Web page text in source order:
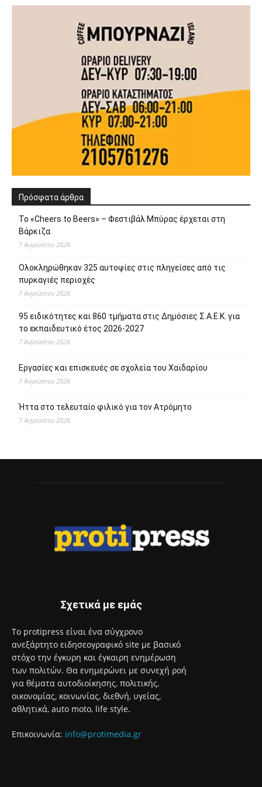
Πρόσφατα άρθρα
Το «Cheers to Beers» – Φεστιβάλ Μπύρας έρχεται στη
Βάρκιζα
7 Αυγούστου 2026
Ολοκληρώθηκαν 325 αυτοψίες στις πληγείσες από τις
πυρκαγιές περιοχές
7 Αυγούστου 2026
95 ειδικότητες και 860 τμήματα στις Δημόσιες Σ.Α.Ε.Κ. για
το εκπαιδευτικό έτος 2026-2027
7 Αυγούστου 2026
Εργασίες και επισκευές σε σχολεία του Χαϊδαρίου
7 Αυγούστου 2026
Ήττα στο τελευταίο φιλικό για τον Ατρόμητο
7 Αυγούστου 2026
Σχετικά με εμάς
Το protipress είναι ένα σύγχρονο
ανεξάρτητο ειδησεογραφικό site με βασικό
στόχο την έγκυρη και έγκαιρη ενημέρωση
των πολιτών. Θα ενημερώνει με συνεχή ροή
για θέματα αυτοδιοίκησης, πολιτικής,
οικονομίας, κοινωνίας, διεθνή, υγείας,
αθλητικά, auto moto, life style.
Επικοινωνία: info@protimedia.gr